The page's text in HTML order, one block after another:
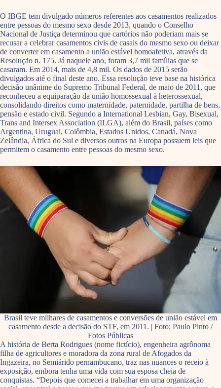
O IBGE tem divulgado números referentes aos casamentos realizados
entre pessoas do mesmo sexo desde 2013, quando o Conselho
Nacional de Justiça determinou que cartórios não poderiam mais se
recusar a celebrar casamentos civis de casais do mesmo sexo ou deixar
de converter em casamento a união estável homoafetiva, através da
Resolução n. 175. Já naquele ano, foram 3,7 mil famílias que se
casaram. Em 2014, mais de 4,8 mil. Os dados de 2015 serão
divulgados até o final deste ano. Essa resolução teve base na histórica
decisão unânime do Supremo Tribunal Federal, de maio de 2011, que
reconheceu a equiparação da união homossexual à heterossexual,
consolidando direitos como maternidade, paternidade, partilha de bens,
pensão e estado civil. Segundo a International Lesbian, Gay, Bisexual,
Trans and Intersex Association (ILGA), além do Brasil, países como
Argentina, Uruguai, Colômbia, Estados Unidos, Canadá, Nova
Zelândia, África do Sul e diversos outros na Europa possuem leis que
permitem o casamento entre pessoas do mesmo sexo.
Brasil teve milhares de casamentos e conversões de união estável em
casamento desde a decisão do STF, em 2011. | Foto: Paulo Pinto /
Fotos Públicas
A história de Berta Rodrigues (nome fictício), engenheira agrônoma
filha de agricultores e moradora da zona rural de Afogados da
Ingazeira, no Semiárido pernambucano, traz nas nuances o receio à
exposição, embora tenha uma vida com sua esposa cheia de
conquistas. “Depois que comecei a trabalhar em uma organização